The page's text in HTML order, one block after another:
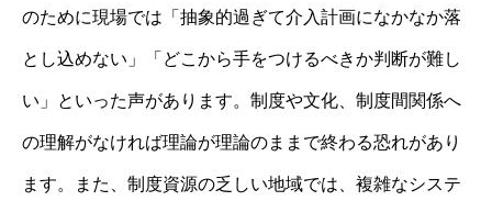
のために現場では「抽象的過ぎて介入計画になかなか落
とし込めない」「どこから手をつけるべきか判断が難し
い」といった声があります。制度や文化、制度間関係へ
の理解がなければ理論が理論のままで終わる恐れがあり
ます。また、制度資源の乏しい地域では、複雑なシステ